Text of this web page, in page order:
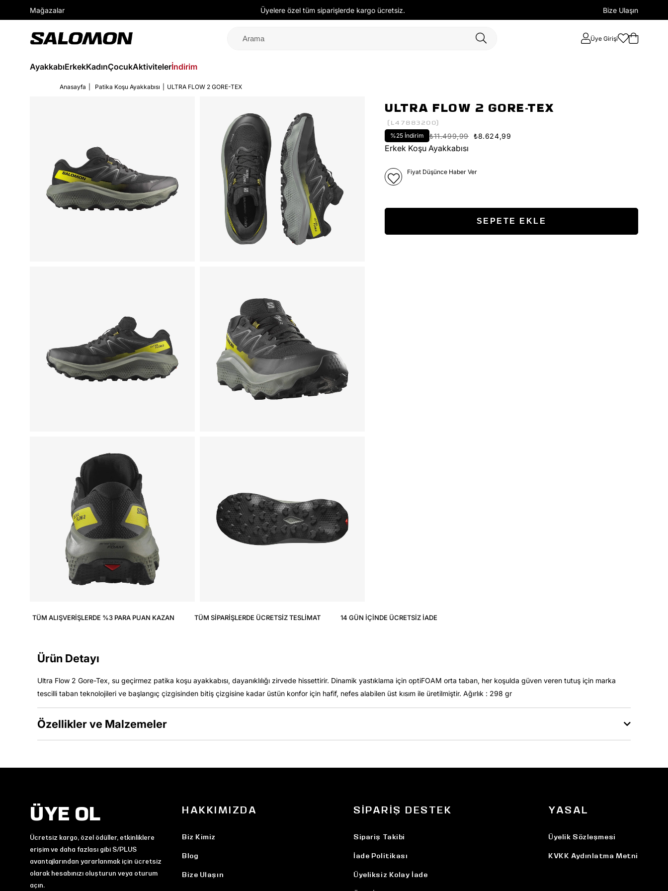
Mağazalar Üyelere özel tüm siparişlerde kargo ücretsiz. Bize Ulaşın
Üye Girişi
AyakkabıErkekKadınÇocukAktivitelerİndirim
Anasayfa Patika Koşu Ayakkabısı ULTRA FLOW 2 GORE-TEX
ULTRA FLOW 2 GORE-TEX
(L47883200)
%25 İndirim ₺11.499,99 ₺8.624,99
Erkek Koşu Ayakkabısı
Fiyat Düşünce Haber Ver
TÜM ALIŞVERIŞLERDE %3 PARA PUAN KAZAN TÜM SIPARIŞLERDE ÜCRETSIZ TESLIMAT 14 GÜN IÇINDE ÜCRETSIZ IADE
Ürün Detayı
Ultra Flow 2 Gore-Tex, su geçirmez patika koşu ayakkabısı, dayanıklılığı zirvede hissettirir. Dinamik yastıklama için optiFOAM orta taban, her koşulda güven veren tutuş için marka
tescilli taban teknolojileri ve başlangıç çizgisinden bitiş çizgisine kadar üstün konfor için hafif, nefes alabilen üst kısım ile üretilmiştir. Ağırlık : 298 gr
Özellikler ve Malzemeler
ÜYE OL
Ücretsiz kargo, özel ödüller, etkinliklere
erişim ve daha fazlası gibi S/PLUS
avantajlarından yararlanmak için ücretsiz
olarak hesabınızı oluşturun veya oturum
açın.
HAKKIMIZDA
Biz Kimiz
Blog
Bize Ulaşın
SIPARIŞ DESTEK
Sipariş Takibi
İade Politikası
Üyeliksiz Kolay İade
YASAL
Üyelik Sözleşmesi
KVKK Aydınlatma Metni